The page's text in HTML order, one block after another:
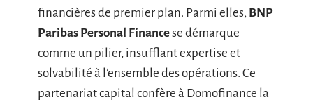
financières de premier plan. Parmi elles, BNP
Paribas Personal Financese démarque
comme un pilier, insufflant expertise et
solvabilité à l’ensemble des opérations. Ce
partenariat capital confère à Domofinance la